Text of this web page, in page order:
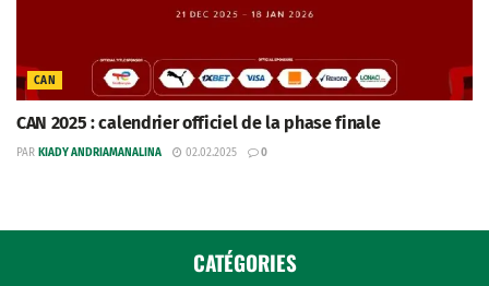
CAN
CAN 2025 : calendrier officiel de la phase finale
PAR KIADY ANDRIAMANALINA 02.02.2025 0
CATÉGORIES